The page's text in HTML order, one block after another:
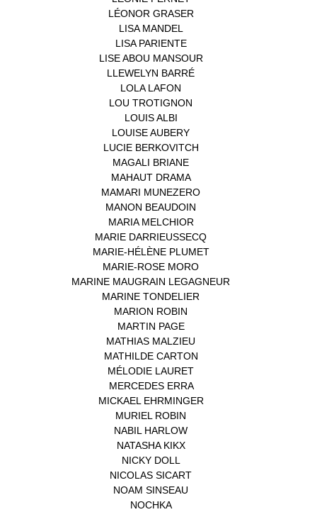
LÉONOR GRASER(1)
LISA MANDEL(1)
LISA PARIENTE(1)
LISE ABOU MANSOUR(1)
LLEWELYN BARRÉ
LOLA LAFON
LOU TROTIGNON
LOUIS ALBI
LOUISE AUBERY
LUCIE BERKOVITCH
MAGALI BRIANE
MAHAUT DRAMA(1)
MAMARI MUNEZERO
MANON BEAUDOIN
MARIA MELCHIOR(1)
MARIE DARRIEUSSECQ
MARIE-HÉLÈNE PLUMET(1)
MARIE-ROSE MORO
MARINE MAUGRAIN LEGAGNEUR
MARINE TONDELIER
MARION ROBIN
MARTIN PAGE(1)
MATHIAS MALZIEU
MATHILDE CARTON
MÉLODIE LAURET
MERCEDES ERRA(1)
MICKAEL EHRMINGER(1)
MURIEL ROBIN
NABIL HARLOW
NATASHA KIKX(1)
NICKY DOLL(1)
NICOLAS SICART
NOAM SINSEAU
NOCHKA(1)